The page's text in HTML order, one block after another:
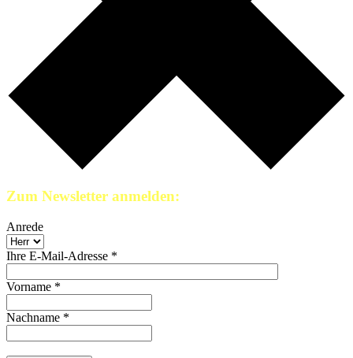
Zum Newsletter anmelden:
Anrede
Ihre E-Mail-Adresse *
Vorname *
Nachname *